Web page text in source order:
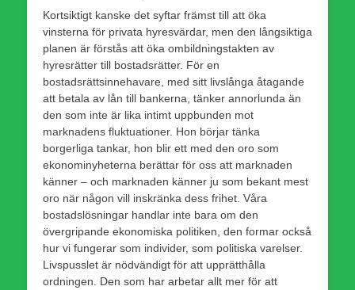
Kortsiktigt kanske det syftar främst till att öka
vinsterna för privata hyresvärdar, men den långsiktiga
planen är förstås att öka ombildningstakten av
hyresrätter till bostadsrätter. För en
bostadsrättsinnehavare, med sitt livslånga åtagande
att betala av lån till bankerna, tänker annorlunda än
den som inte är lika intimt uppbunden mot
marknadens fluktuationer. Hon börjar tänka
borgerliga tankar, hon blir ett med den oro som
ekonominyheterna berättar för oss att marknaden
känner – och marknaden känner ju som bekant mest
oro när någon vill inskränka dess frihet. Våra
bostadslösningar handlar inte bara om den
övergripande ekonomiska politiken, den formar också
hur vi fungerar som individer, som politiska varelser.
Livspusslet är nödvändigt för att upprätthålla
ordningen. Den som har arbetar allt mer för att